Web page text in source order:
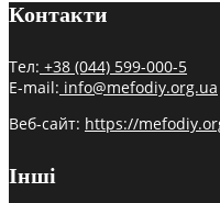
Контакти
Тел: +38 (044) 599-000-5
E-mail: info@mefodiy.org.ua
Веб-сайт: https://
Інші